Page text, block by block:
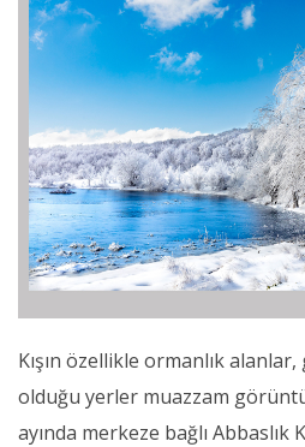
Kışın özellikle ormanlık
olduğu yerler muazzam
ayında merkeze bağlı Abbaslık